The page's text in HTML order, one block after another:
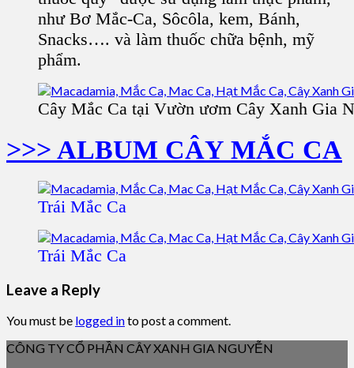
như Bơ Mắc-Ca, Sôcôla, kem, Bánh,
Snacks…. và làm thuốc chữa bệnh, mỹ
phẩm.
Cây Mắc Ca tại Vườn ươm Cây Xanh Gia
>>> ALBUM CÂY MẮC CA
Trái Mắc Ca
Trái Mắc Ca
Leave a Reply
You must be logged into post a comment.
CÔNG TY CỔ PHẦN CÂY XANH GIA NGUYỄN